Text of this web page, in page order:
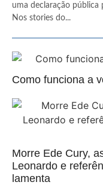
uma declaração pública
Nos stories do...
Como funciona a
Morre Ede Cury,
Leonardo e
lamenta